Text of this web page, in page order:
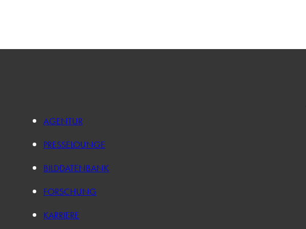
AGENTUR
PRESSELOUNGE
BILDDATENBANK
FORSCHUNG
KARRIERE